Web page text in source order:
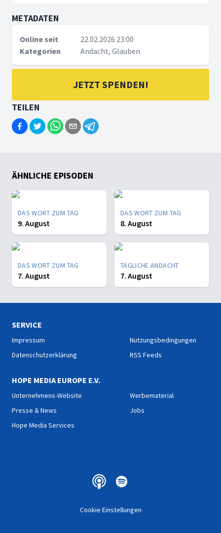
METADATEN
Online seit
22.02.2026 23:00
Kategorien
Andacht, Glauben
JETZT SPENDEN!
TEILEN
ÄHNLICHE EPISODEN
DAS WORT ZUM TAG
9. August
DAS WORT ZUM TAG
8. August
DAS WORT ZUM TAG
7. August
TÄGLICHE ANDACHT
7. August
SERVICE
Impressum
Datenschutzerklärung
Nutzungsbedingungen
RSS Feeds
HOPE MEDIA EUROPE E.V.
Unternehmens-Website
Presse & News
Hope Media Services
Werbematerial
Jobs
Cookie Einstellungen